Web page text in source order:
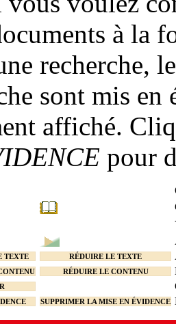
à la
recherche,
sont mis en
affiché.
pour
TEXTE RÉDUIRE LE TEXTE
RÉDUIRE LE CONTENU
SUPPRIMER LA MISE EN ÉVIDENCE